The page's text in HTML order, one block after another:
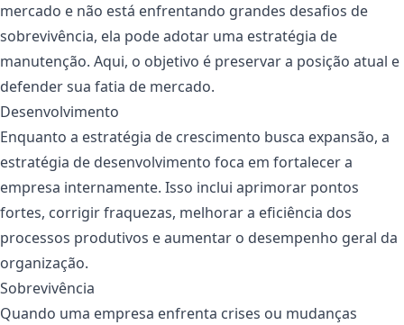
mercado e não está enfrentando grandes desafios de
sobrevivência, ela pode adotar uma estratégia de
manutenção. Aqui, o objetivo é preservar a posição atual e
defender sua fatia de mercado.
Desenvolvimento
Enquanto a estratégia de crescimento busca expansão, a
estratégia de desenvolvimento foca em fortalecer a
empresa internamente. Isso inclui aprimorar pontos
fortes, corrigir fraquezas, melhorar a eficiência dos
processos produtivos e aumentar o desempenho geral da
organização.
Sobrevivência
Quando uma empresa enfrenta crises ou mudanças